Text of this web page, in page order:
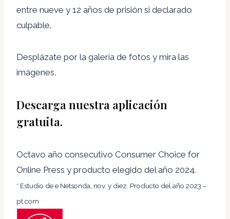
entre nueve y 12 años de prisión si declarado
culpable.
Desplázate por la galería de fotos y mira las
imágenes.
Descarga nuestra aplicación
gratuita.
Octavo año consecutivo Consumer Choice for
Online Press y producto elegido del año 2024.
* Estudio de e Netsonda, nov. y diez. Producto del año 2023 –
pt.com